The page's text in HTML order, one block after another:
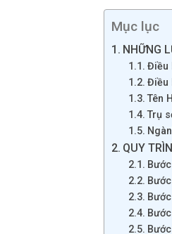
Mục lục
NHỮNG
Điều
Điều
Tên
Trụ
QUY